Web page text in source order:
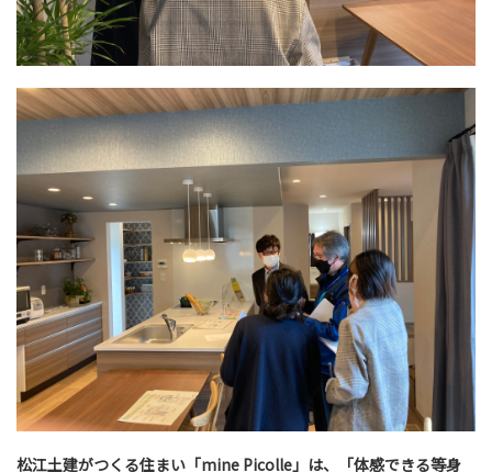
松江土建がつくる住まい「mine Picolle」は、「体感できる等身